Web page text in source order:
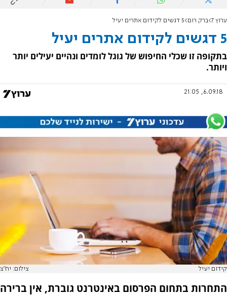
ערוץ 7 ברק רום 5 דגשים לקידום אתרים יעיל
5 דגשים לקידום אתרים יעיל
בתקופה זו שכלי החיפוש של גוגל לומדים ונהיים יעילים יותר
ויותר.
6.09.18, 21:05
קידום יעיל צילום: יח"צ
התחרות בתחום הפרסום באינטרנט גוברת, אין ברירה